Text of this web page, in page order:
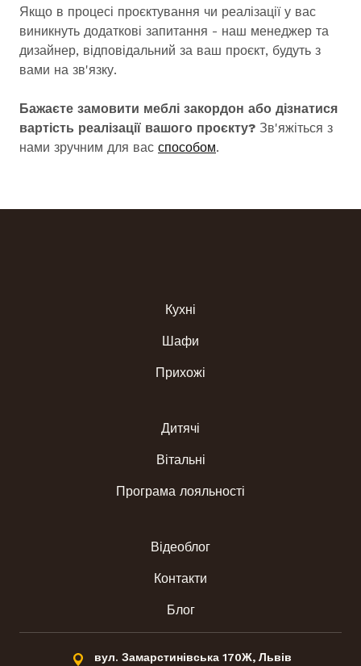
Якщо в процесі проєктування чи реалізації у вас
виникнуть додаткові запитання - наш менеджер та
дизайнер, відповідальний за ваш проєкт, будуть з
вами на зв'язку.
Бажаєте замовити меблі закордон або дізнатися
вартість реалізації вашого проєкту? Зв'яжіться з
нами зручним для вас способом.
Кухні
Шафи
Прихожі
Дитячі
Вітальні
Програма лояльності
Відеоблог
Контакти
Блог
вул. Замарстинівська 170Ж, Львів